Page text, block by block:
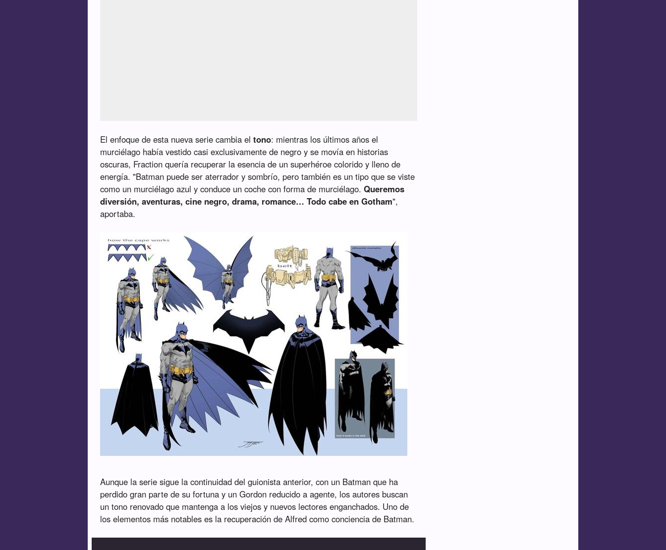
El enfoque de esta nueva serie cambia eltono: mientras los últimos años el
murciélago había vestido casi exclusivamente de negro y se movía en historias
oscuras, Fraction quería recuperar la esencia de un superhéroe colorido y lleno de
energía. "Batman puede ser aterrador y sombrío, pero también es un tipo que se viste
como un murciélago azul y conduce un coche con forma de murciélago.Queremos
diversión, aventuras, cine negro, drama, romance… Todo cabe en Gotham",
aportaba.
Aunque la serie sigue la continuidad del guionista anterior, con un Batman que ha
perdido gran parte de su fortuna y un Gordon reducido a agente, los autores buscan
un tono renovado que mantenga a los viejos y nuevos lectores enganchados. Uno de
los elementos más notables es la recuperación de Alfred como conciencia de Batman.